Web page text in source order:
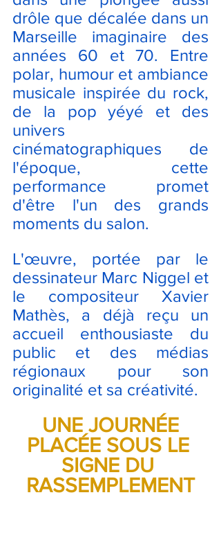
drôle que décalée dans un
Marseille imaginaire des
années 60 et 70. Entre
polar, humour et ambiance
musicale inspirée du rock,
de la pop yéyé et des
univers
cinématographiques de
l'époque, cette
performance promet
d'être l'un des grands
moments du salon.
L'œuvre, portée par le
dessinateur Marc Niggel et
le compositeur Xavier
Mathès, a déjà reçu un
accueil enthousiaste du
public et des médias
régionaux pour son
originalité et sa créativité.
PLACÉE SOUS LE
SIGNE DU
RASSEMPLEMENT